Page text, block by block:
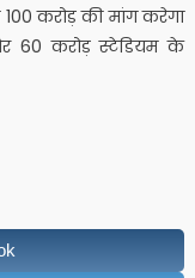
करोड़ की मांग करेगा
60 करोड़ स्टेडियम के